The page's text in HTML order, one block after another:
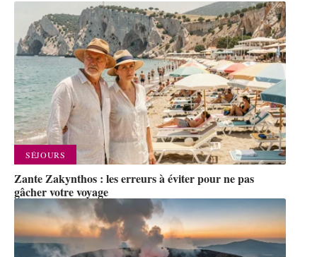
SÉJOURS
Zante Zakynthos : les erreurs à éviter pour ne pas
gâcher votre voyage